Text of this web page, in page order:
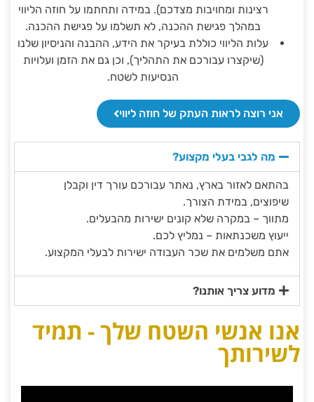
רצינות ומחויבות מצדכם). במידה ותחתמו על חוזה הליווי
במהלך פגישת ההכנה, לא תשלמו על פגישת ההכנה.
עלות הליווי כוללת בעיקר את הידע, ההבנה והניסיון שלנו
(שיקצרו עבורכם את התהליך), וכן גם את הזמן ועלויות
הנסיעות לשטח.
אני רוצה לראות העתק של חוזה ליווי
מה לגבי בעלי מקצוע?
בהתאם לאזור בארץ, נאתר עבורכם עורך דין וקבלן
שיפוצים, במידת הצורך.
מתווך – במקרה שלא קונים ישירות מהבעלים.
ייעוץ משכנתאות – נמליץ לכם.
אתם משלמים את שכר העבודה ישירות לבעלי המקצוע.
מדוע צריך אותנו?
אנו אנשי השטח שלך - תמיד
לשירותך